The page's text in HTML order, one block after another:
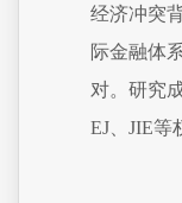
经济冲突
际金融体
对。研究
EJ、JIE等